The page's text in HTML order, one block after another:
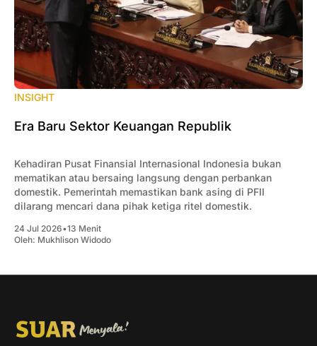
INSIGHT
Era Baru Sektor Keuangan Republik
Kehadiran Pusat Finansial Internasional Indonesia bukan
mematikan atau bersaing langsung dengan perbankan
domestik. Pemerintah memastikan bank asing di PFII
dilarang mencari dana pihak ketiga ritel domestik.
24 Jul 2026•13 Menit
Oleh: Mukhlison Widodo